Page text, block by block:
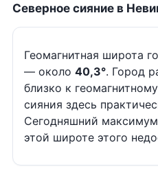
Северное сияние в
Геомагнитная широта
— около 40,3°. Город
близко к
сияния здесь
Сегодняшний
этой широте этого